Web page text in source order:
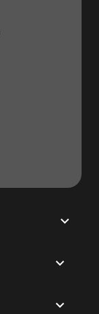


